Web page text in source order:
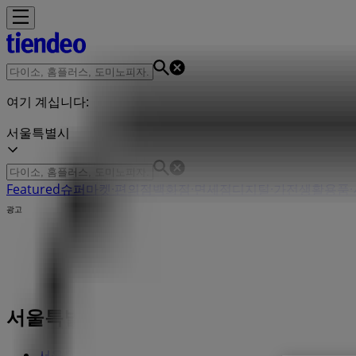
여기 계십니다:
서울특별시
Featured슈퍼마켓·편의점
광고
서울특별시 하나투어 - 영업시간, 매장, 주